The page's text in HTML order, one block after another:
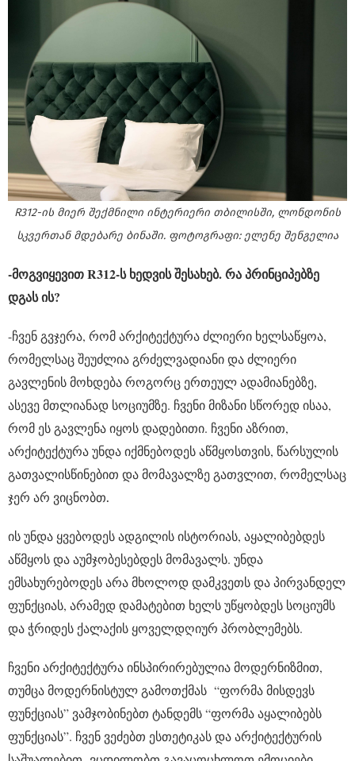
R312-ის მიერ შექმნილი ინტერიერი თბილისში, ლონდონის
სკვერთან მდებარე ბინაში. ფოტოგრაფი: ელენე შენგელია
-მოგვიყევით R312-ს ხედვის შესახებ. რა პრინციპებზე
დგას ის?
-ჩვენ გვჯერა, რომ არქიტექტურა ძლიერი ხელსაწყოა,
რომელსაც შეუძლია გრძელვადიანი და ძლიერი
გავლენის მოხდება როგორც ერთეულ ადამიანებზე,
ასევე მთლიანად სოციუმზე. ჩვენი მიზანი სწორედ ისაა,
რომ ეს გავლენა იყოს დადებითი. ჩვენი აზრით,
არქიტექტურა უნდა იქმნებოდეს აწმყოსთვის, წარსულის
გათვალისწინებით და მომავალზე გათვლით, რომელსაც
ჯერ არ ვიცნობთ.
ის უნდა ყვებოდეს ადგილის ისტორიას, აყალიბებდეს
აწმყოს და აუმჯობესებდეს მომავალს. უნდა
ემსახურებოდეს არა მხოლოდ დამკვეთს და პირვანდელ
ფუნქციას, არამედ დამატებით ხელს უწყობდეს სოციუმს
და ჭრიდეს ქალაქის ყოველდღიურ პრობლემებს.
ჩვენი არქიტექტურა ინსპირირებულია მოდერნიზმით,
თუმცა მოდერნისტულ გამოთქმას “ფორმა მისდევს
ფუნქციას” ვამჯობინებთ ტანდემს “ფორმა აყალიბებს
ფუნქციას”. ჩვენ ვეძებთ ესთეტიკას და არქიტექტურის